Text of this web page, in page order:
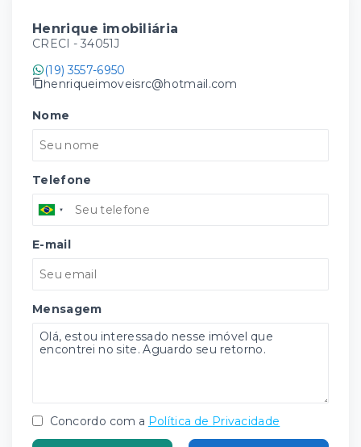
Henrique imobiliária
CRECI - 34051J
(19) 3557-6950
henriqueimoveisrc@hotmail.com
Nome
Telefone
E-mail
Mensagem
Concordo com a Política de Privacidade